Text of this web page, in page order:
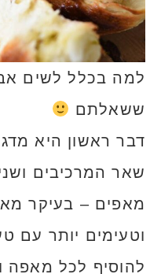
למה בכלל לשים
ששאלתם
דבר ראשון היא
שאר המרכיבים
מאפים – בעיקר
וטעימים יותר עם
להוסיף לכל מאפה